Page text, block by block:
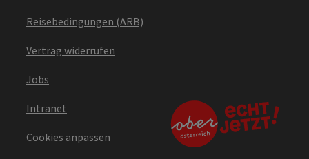
Reisebedingungen (ARB)
Vertrag widerrufen
Jobs
Intranet
Cookies anpassen